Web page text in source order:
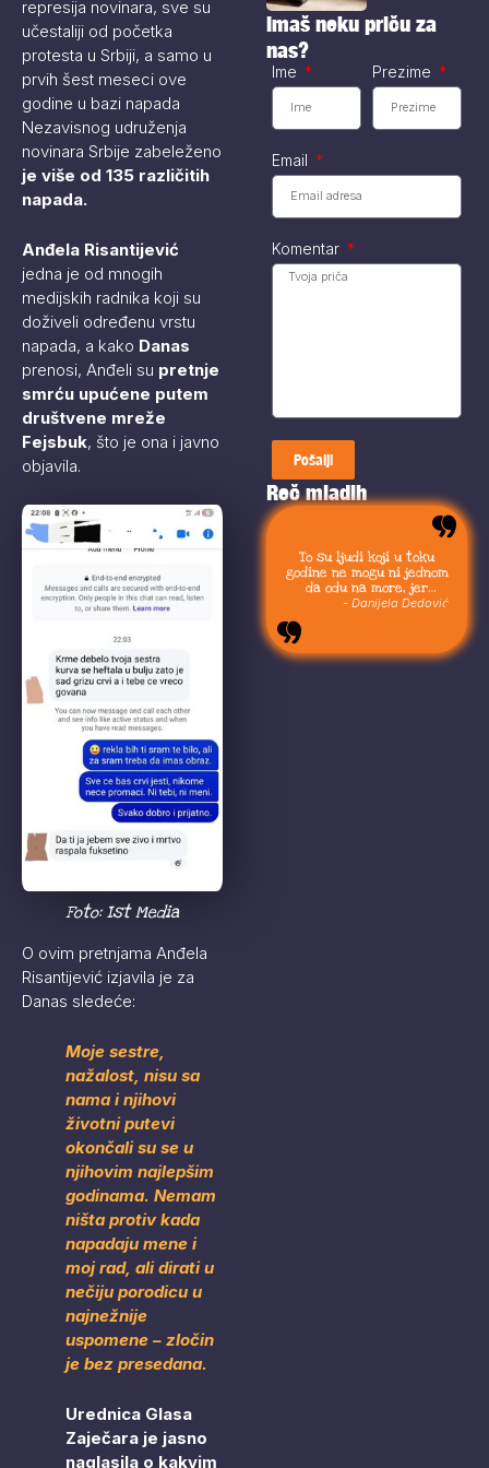
represija novinara, sve su
učestaliji od početka
protesta u Srbiji, a samo u
prvih šest meseci ove
godine u bazi napada
Nezavisnog udruženja
novinara Srbije zabeleženo
je više od 135 različitih
napada.
Anđela Risantijević
jedna je od mnogih
medijskih radnika koji su
doživeli određenu vrstu
napada, a kako Danas
prenosi, Anđeli su pretnje
smrću upućene putem
društvene mreže
Fejsbuk, što je ona i javno
objavila.
Foto: Ist Media
O ovim pretnjama Anđela
Risantijević izjavila je za
Danas sledeće:
Moje sestre,
nažalost, nisu sa
nama i njihovi
životni putevi
okončali su se u
njihovim najlepšim
godinama. Nemam
ništa protiv kada
napadaju mene i
moj rad, ali dirati u
nečiju porodicu u
najnežnije
uspomene – zločin
je bez presedana.
Urednica Glasa
Zaječara je jasno
naglasila o kakvim
telefona...
Imaš neku priču za
nas?
Ime Prezime
Email
Komentar
Pošalji
Reč mladih
To su ljudi koji u toku
godine ne mogu ni jednom
da odu na more, jer
moraju da budu uvek sa
- Danijela Dedović